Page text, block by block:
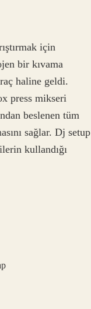
için
bir kıvama
haline geldi.
press mikseri
beslenen tüm
sağlar. Dj setup
kullandığı